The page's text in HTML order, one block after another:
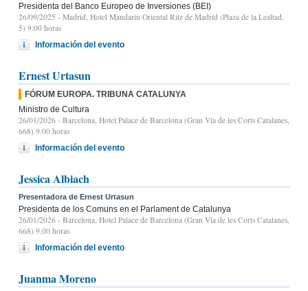
Presidenta del Banco Europeo de Inversiones (BEI)
26/09/2025 - Madrid, Hotel Mandarin Oriental Ritz de Madrid (Plaza de la Lealtad,
5) 9:00 horas
Información del evento
Ernest Urtasun
FÓRUM EUROPA. TRIBUNA CATALUNYA
Ministro de Cultura
26/01/2026 - Barcelona, Hotel Palace de Barcelona (Gran Vía de les Corts Catalanes,
668) 9.00 horas
Información del evento
Jessica Albiach
Presentadora de Ernest Urtasun
Presidenta de los Comuns en el Parlament de Catalunya
26/01/2026 - Barcelona, Hotel Palace de Barcelona (Gran Vía de les Corts Catalanes,
668) 9.00 horas
Información del evento
Juanma Moreno